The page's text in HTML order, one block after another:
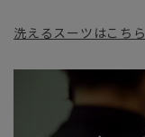
洗えるスーツはこちら